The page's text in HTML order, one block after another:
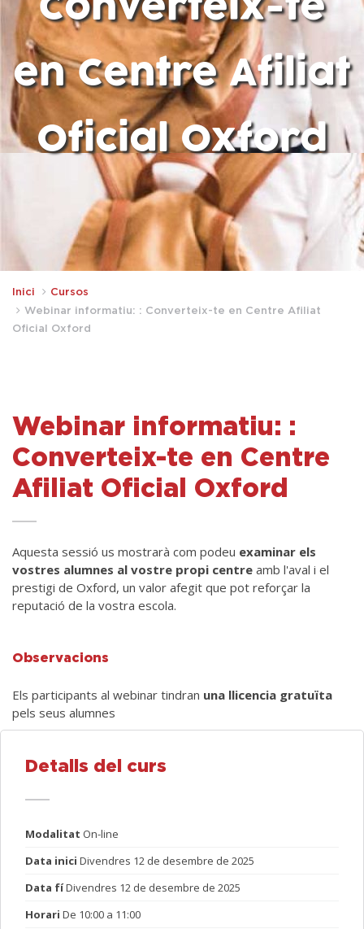
en Centre Afiliat
Oficial Oxford
Inici
Cursos
Webinar informatiu: : Converteix-te en Centre Afiliat
Oficial Oxford
Webinar informatiu: :
Converteix-te en Centre
Afiliat Oficial Oxford
Aquesta sessió us mostrarà com podeu examinar els
vostres alumnes al vostre propi centre amb l'aval i el
prestigi de Oxford, un valor afegit que pot reforçar la
reputació de la vostra escola.
Observacions
Els participants al webinar tindran una llicencia gratuïta
pels seus alumnes
Detalls del curs
Modalitat On-line
Data inici Divendres 12 de desembre de 2025
Data fíDivendres 12 de desembre de 2025
Horari De 10:00 a 11:00